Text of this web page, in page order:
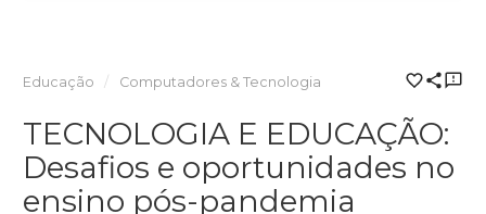
Educação Computadores & Tecnologia
TECNOLOGIA E EDUCAÇÃO:
Desafios e oportunidades no
ensino pós-pandemia